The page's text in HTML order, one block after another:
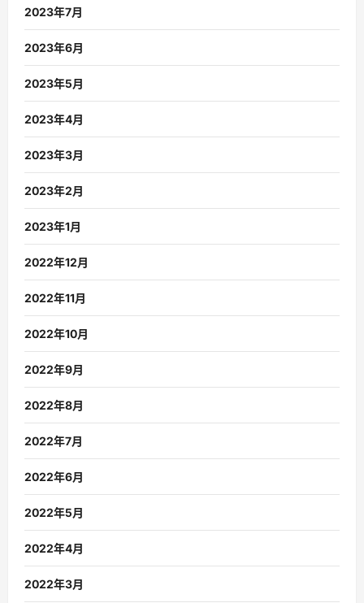
2023年7月
2023年6月
2023年5月
2023年4月
2023年3月
2023年2月
2023年1月
2022年12月
2022年11月
2022年10月
2022年9月
2022年8月
2022年7月
2022年6月
2022年5月
2022年4月
2022年3月